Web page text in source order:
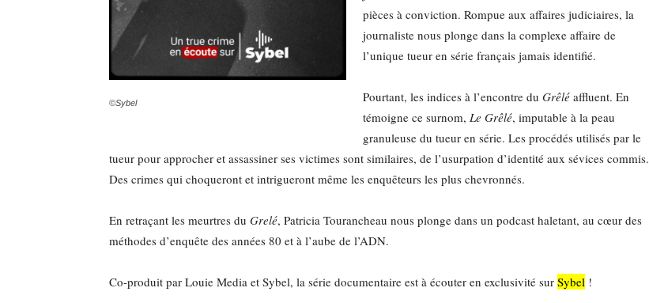
podcast
©Sybel
pièces à conviction. Rompue aux affaires judiciaires, la
journaliste nous plonge dans la complexe affaire de
l’unique tueur en série français jamais identifié.
Pourtant, les indices à l’encontre du Grêlé affluent. En
témoigne ce surnom, Le Grêlé, imputable à la peau
granuleuse du tueur en série. Les procédés utilisés par le
tueur pour approcher et assassiner ses victimes sont similaires, de l’usurpation d’identité aux sévices commis.
Des crimes qui choqueront et intrigueront même les enquêteurs les plus chevronnés.
En retraçant les meurtres du Grelé, Patricia Tourancheau nous plonge dans un podcast haletant, au cœur des
méthodes d’enquête des années 80 et à l’aube de l’ADN.
Co-produit par Louie Media et Sybel, la série documentaire est à écouter en exclusivité sur Sybel !